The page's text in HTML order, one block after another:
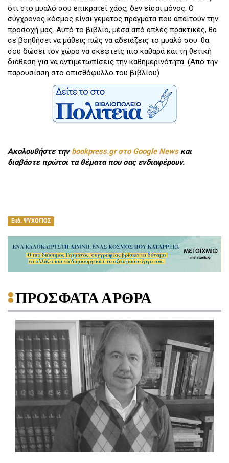
ότι στο μυαλό σου επικρατεί χάος, δεν είσαι μόνος. Ο
σύγχρονος κόσμος είναι γεμάτος πράγματα που απαιτούν την
προσοχή μας. Αυτό το βιβλίο, μέσα από απλές πρακτικές, θα
σε βοηθήσει να μάθεις πώς να αδειάζεις το μυαλό σου· θα
σου δώσει τον χώρο να σκεφτείς πιο καθαρά και τη θετική
διάθεση για να αντιμετωπίσεις την καθημερινότητα. (Από την
παρουσίαση στο οπισθόφυλλο του βιβλίου)
Ακολουθήστε τηνbookpress.gr στο Google Newsκαι
διαβάστε πρώτοι τα θέματα που σας ενδιαφέρουν.
Εκδ. ΨΥΧΟΓΙΟΣ
ΠΡΟΣΦΑΤΑ ΑΡΘΡΑ